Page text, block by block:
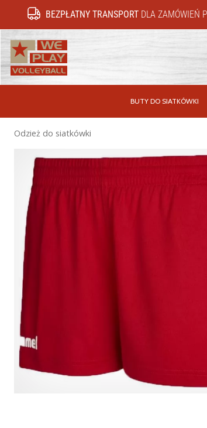
BEZPŁATNY TRANSPORT DLA ZAMÓWIEŃ
BUTY DO SIATKÓWKI
Odzież do siatkówki